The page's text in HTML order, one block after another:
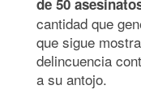
de 50
cantidad que
que sigue
delincuencia
a su antojo.